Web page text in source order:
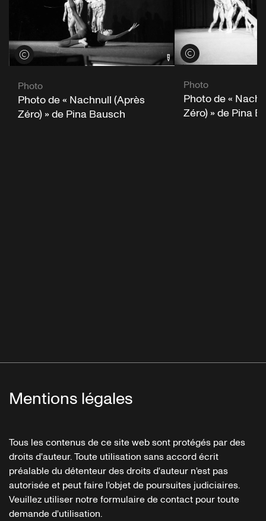
Voir les crédits
Photo
Photo de « Nachnull (Après
Zéro) » de Pina Bausch
Voir les crédits
Photo
Photo de «
Zéro) » de Pina
Mentions légales
Tous les contenus de ce site web sont protégés par des
droits d'auteur. Toute utilisation sans accord écrit
préalable du détenteur des droits d'auteur n'est pas
autorisée et peut faire l'objet de poursuites judiciaires.
Veuillez utiliser notre formulaire de contact pour toute
demande d'utilisation.